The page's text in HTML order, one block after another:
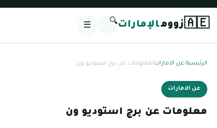
🇦🇪زوومالإمارات🔍
☰
الرئيسية/عن الامارات/معلومات عن برج استوديو ون
عن الامارات
معلومات عن برج استوديو ون